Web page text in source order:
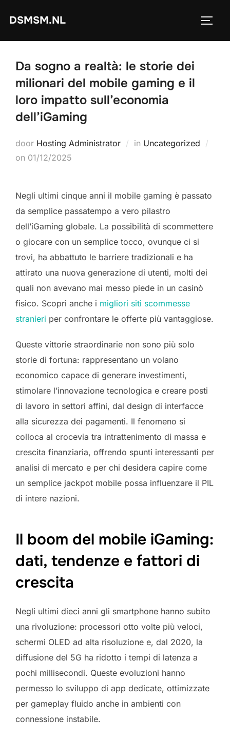
naarDSMSM.NL
Da sogno a realtà: le storie dei
milionari del mobile gaming e il
loro impatto sull’economia
dell’iGaming
door Hosting Administrator in Uncategorized
on Geplaatst
01/12/2025
Negli ultimi cinque anni il mobile gaming è passato
da semplice passatempo a vero pilastro
dell’iGaming globale. La possibilità di scommettere
o giocare con un semplice tocco, ovunque ci si
trovi, ha abbattuto le barriere tradizionali e ha
attirato una nuova generazione di utenti, molti dei
quali non avevano mai messo piede in un casinò
fisico. Scopri anche i migliori siti scommesse
stranieri per confrontare le offerte più vantaggiose.
Queste vittorie straordinarie non sono più solo
storie di fortuna: rappresentano un volano
economico capace di generare investimenti,
stimolare l’innovazione tecnologica e creare posti
di lavoro in settori affini, dal design di interfacce
alla sicurezza dei pagamenti. Il fenomeno si
colloca al crocevia tra intrattenimento di massa e
crescita finanziaria, offrendo spunti interessanti per
analisi di mercato e per chi desidera capire come
un semplice jackpot mobile possa influenzare il PIL
di intere nazioni.
Il boom del mobile iGaming:
dati, tendenze e fattori di
crescita
Negli ultimi dieci anni gli smartphone hanno subito
una rivoluzione: processori otto volte più veloci,
schermi OLED ad alta risoluzione e, dal 2020, la
diffusione del 5G ha ridotto i tempi di latenza a
pochi millisecondi. Queste evoluzioni hanno
permesso lo sviluppo di app dedicate, ottimizzate
per gameplay fluido anche in ambienti con
connessione instabile.